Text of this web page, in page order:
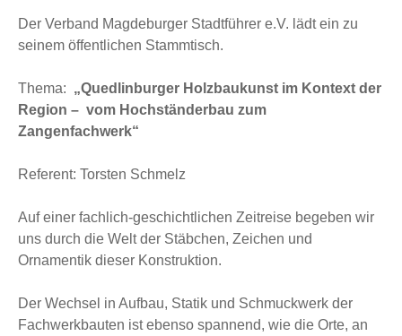
Der Verband Magdeburger Stadtführer e.V. lädt ein zu
seinem öffentlichen Stammtisch.
Thema: „Quedlinburger Holzbaukunst im Kontext der
Region – vom Hochständerbau zum
Zangenfachwerk“
Referent: Torsten Schmelz
Auf einer fachlich-geschichtlichen Zeitreise begeben wir
uns durch die Welt der Stäbchen, Zeichen und
Ornamentik dieser Konstruktion.
Der Wechsel in Aufbau, Statik und Schmuckwerk der
Fachwerkbauten ist ebenso spannend, wie die Orte, an